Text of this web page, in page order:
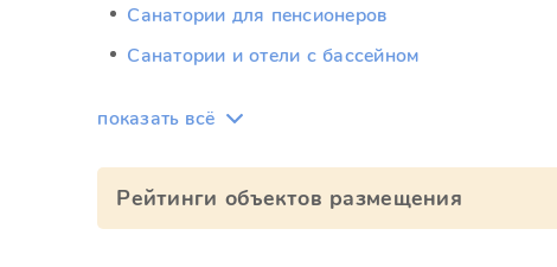
Санатории для пенсионеров
Санатории и отели с бассейном
показать всё
Рейтинги объектов размещения